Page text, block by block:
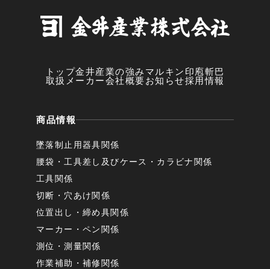
トップ金井産業の強み マルキン印 庖斬巴
取扱メーカー会社概要お知らせ採用情報
商品情報
墜落制止用器具関係
腰袋・工具差し及びケース・カラビナ関係
工具関係
切断・穴あけ関係
位置出し・締め具関係
マーカー・ペン関係
測位・測量関係
作業補助・補修関係